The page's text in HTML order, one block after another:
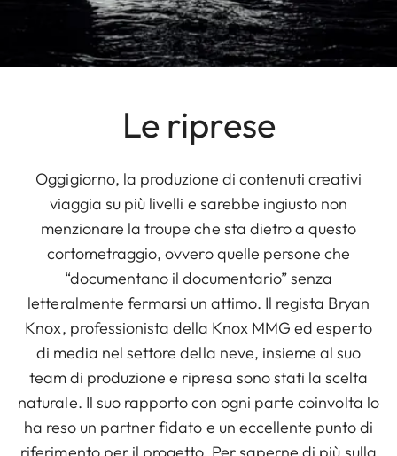
Le riprese
Oggigiorno, la produzione di contenuti creativi
viaggia su più livelli e sarebbe ingiusto non
menzionare la troupe che sta dietro a questo
cortometraggio, ovvero quelle persone che
“documentano il documentario” senza
letteralmente fermarsi un attimo. Il regista Bryan
Knox, professionista della Knox MMG ed esperto
di media nel settore della neve, insieme al suo
team di produzione e ripresa sono stati la scelta
naturale. Il suo rapporto con ogni parte coinvolta lo
ha reso un partner fidato e un eccellente punto di